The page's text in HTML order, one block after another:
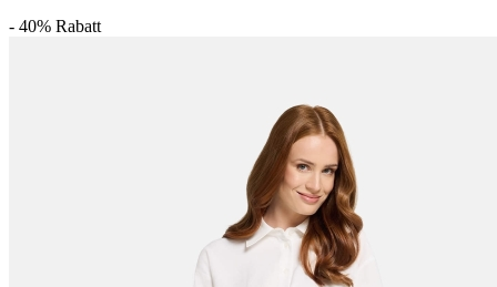
- 40% Rabatt